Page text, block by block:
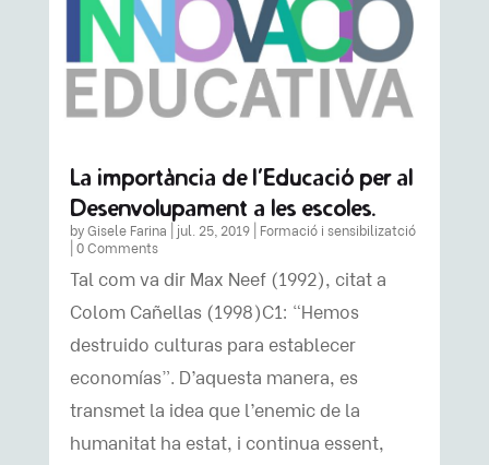
La importància de l’Educació per al
Desenvolupament a les escoles.
by Gisele Farina jul. 25, 2019| Formació i sensibilizatció
| 0 Comments
Tal com va dir Max Neef (1992), citat a
Colom Cañellas (1998)C1: “Hemos
destruido culturas para establecer
economías”. D’aquesta manera, es
transmet la idea que l’enemic de la
humanitat ha estat, i continua essent,